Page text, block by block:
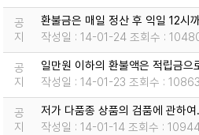
공
지
환불금은 매일 정산 후 익일 12시
작성일 : 14-01-24 조회수 :
공
지
일만원 이하의 환불액은 적립금으
작성일 : 14-01-23 조회수 : 10863
공
지
저가 다품종 상품의 검품에 관하여
작성일 : 14-01-14 조회수 :